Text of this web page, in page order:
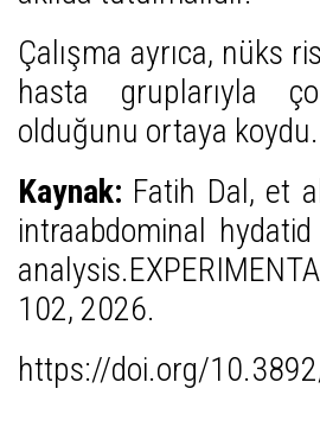
Çalışma ayrıca, nüks
hasta gruplarıyla
olduğunu ortaya koydu.
Kaynak: Fatih Dal, et
intraabdominal
102, 2026.
https://doi.org/